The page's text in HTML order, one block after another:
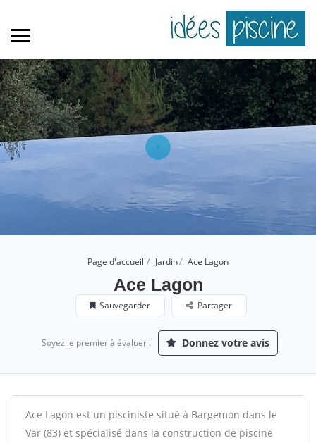
Page d'accueil Jardin Ace Lagon
Ace Lagon
Sauvegarder Partager
Soyez le premier à évaluer ! Donnez votre avis
Ace Lagon est un pisciniste situé à Bargemon dans le
Var (83) et spécialisé dans la construction de piscine